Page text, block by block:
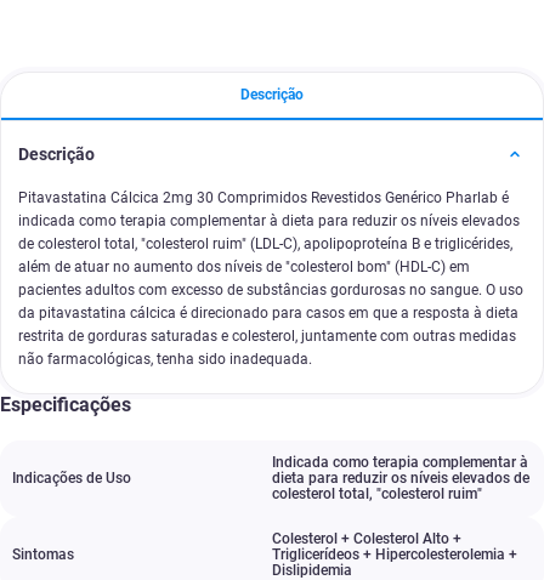
Descrição
Descrição
Pitavastatina Cálcica 2mg 30 Comprimidos Revestidos Genérico Pharlab é
indicada como terapia complementar à dieta para reduzir os níveis elevados
de colesterol total, "colesterol ruim" (LDL-C), apolipoproteína B e triglicérides,
além de atuar no aumento dos níveis de "colesterol bom" (HDL-C) em
pacientes adultos com excesso de substâncias gordurosas no sangue. O uso
da pitavastatina cálcica é direcionado para casos em que a resposta à dieta
restrita de gorduras saturadas e colesterol, juntamente com outras medidas
não farmacológicas, tenha sido inadequada.
Especificações
Indicações de Uso
Indicada como terapia complementar à
dieta para reduzir os níveis elevados de
colesterol total , "colesterol ruim"
Sintomas
Colesterol + Colesterol Alto +
Triglicerídeos + Hipercolesterolemia +
Dislipidemia